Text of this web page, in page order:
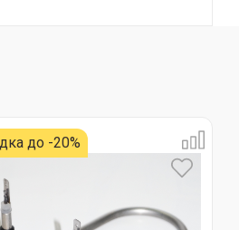
до -20%